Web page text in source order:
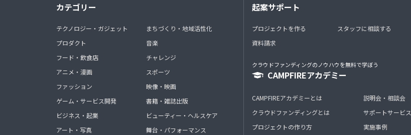
カテゴリー
テクノロジー・ガジェット
プロダクト
フード・飲食店
アニメ・漫画
ファッション
ゲーム・サービス開発
ビジネス・起業
アート・写真
まちづくり・地域活性化
音楽
チャレンジ
スポーツ
映像・映画
書籍・雑誌出版
ビューティー・ヘルスケア
舞台・パフォーマンス
起案サポート
プロジェクトを作る
資料請求
スタッフに相談する
クラウドファンディングのノウハウを無料で学ぼう
CAMPFIREアカデミー
CAMPFIREアカデミーとは
クラウドファンディングとは
プロジェクトの作り方
説明会・相談会
サポートサービス
実施事例